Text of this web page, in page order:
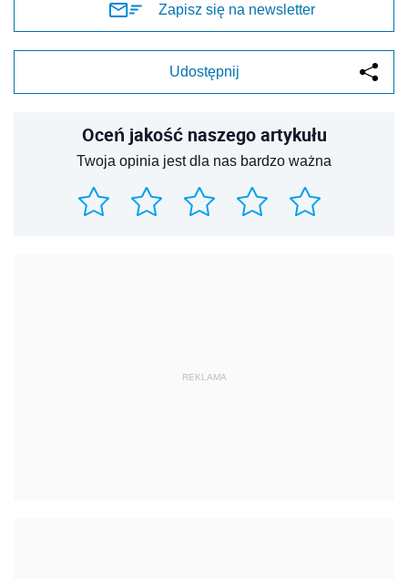
Zapisz się na newsletter
Udostępnij
Oceń jakość naszego artykułu
Twoja opinia jest dla nas bardzo ważna
REKLAMA